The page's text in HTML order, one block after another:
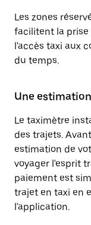
Les zones
facilitent la prise
l'accès taxi aux
du temps.
Une
Le taximètre
des trajets.
estimation de
voyager l'esprit
paiement est
trajet en taxi en
l'application.